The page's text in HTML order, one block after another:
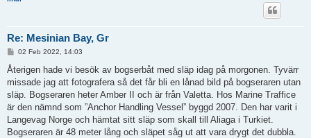
Re: Mesinian Bay, Gr
P
s
02 Feb 2022, 14:03
Återigen hade vi besök av bogserbåt med släp idag på morgonen. Tyvärr
missade jag att fotografera så det får bli en lånad bild på bogseraren utan
släp. Bogseraren heter Amber II och är från Valetta. Hos Marine Traffice
är den nämnd som ”Anchor Handling Vessel” byggd 2007. Den har varit i
Langevag Norge och hämtat sitt släp som skall till Aliaga i Turkiet.
Bogseraren är 48 meter lång och släpet såg ut att vara drygt det dubbla.